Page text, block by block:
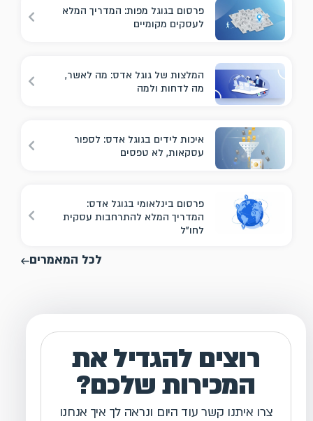
פרסום בגוגל מפות: המדריך המלא
לעסקים מקומיים
המלצות של גוגל אדס: מה לאשר,
מה לדחות ולמה
איכות לידים בגוגל אדס: לספור
עסקאות, לא טפסים
פרסום בינלאומי בגוגל אדס:
המדריך המלא להתרחבות עסקית
לחו"ל
לכל המאמרים
רוצים להגדיל את
המכירות שלכם?
צרו איתנו קשר עוד היום ונראה לך איך אנחנו